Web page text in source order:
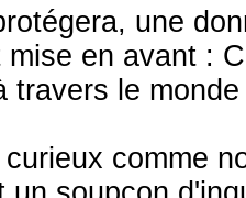
une
mise en avant :
travers le monde
comme